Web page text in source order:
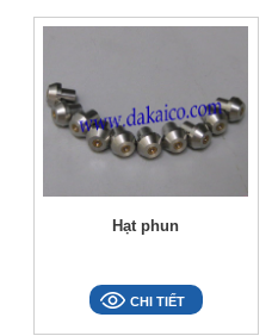
Hạt phun
CHI TIẾT